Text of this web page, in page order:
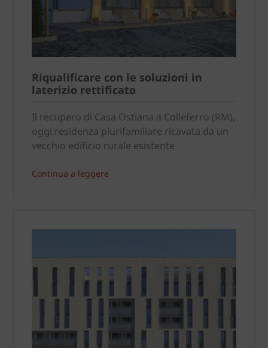
Riqualificare con le soluzioni in
laterizio rettificato
Il recupero di Casa Ostiana a Colleferro (RM),
oggi residenza plurifamiliare ricavata da un
vecchio edificio rurale esistente
Continua a leggere